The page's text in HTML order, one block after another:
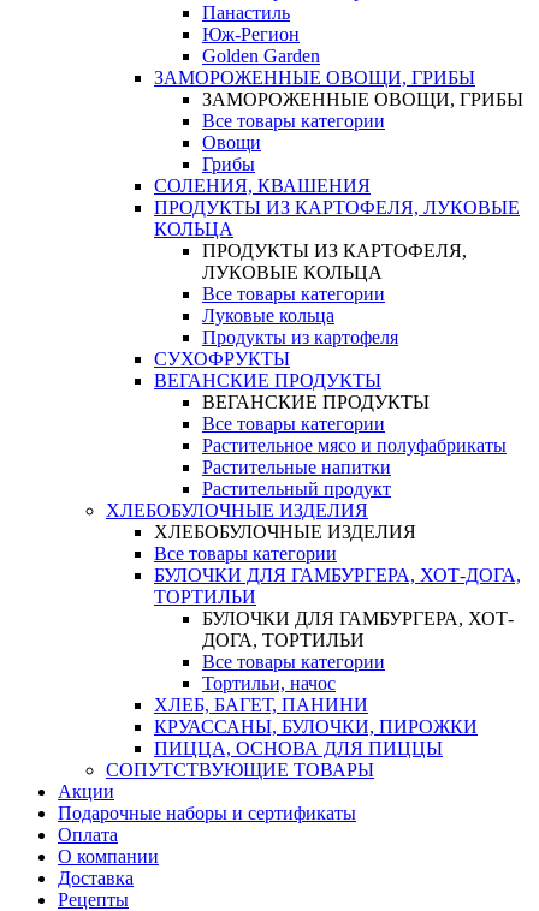
Панастиль
Юж-Регион
Golden Garden
ЗАМОРОЖЕННЫЕ ОВОЩИ, ГРИБЫ
ЗАМОРОЖЕННЫЕ ОВОЩИ, ГРИБЫ
Все товары категории
Овощи
Грибы
СОЛЕНИЯ, КВАШЕНИЯ
ПРОДУКТЫ ИЗ КАРТОФЕЛЯ, ЛУКОВЫЕ
КОЛЬЦА
ПРОДУКТЫ ИЗ КАРТОФЕЛЯ,
ЛУКОВЫЕ КОЛЬЦА
Все товары категории
Луковые кольца
Продукты из картофеля
СУХОФРУКТЫ
ВЕГАНСКИЕ ПРОДУКТЫ
ВЕГАНСКИЕ ПРОДУКТЫ
Все товары категории
Растительное мясо и полуфабрикаты
Растительные напитки
Растительный продукт
ХЛЕБОБУЛОЧНЫЕ ИЗДЕЛИЯ
ХЛЕБОБУЛОЧНЫЕ ИЗДЕЛИЯ
Все товары категории
БУЛОЧКИ ДЛЯ ГАМБУРГЕРА, ХОТ-ДОГА,
ТОРТИЛЬИ
БУЛОЧКИ ДЛЯ ГАМБУРГЕРА, ХОТ-
ДОГА, ТОРТИЛЬИ
Все товары категории
Тортильи, начос
ХЛЕБ, БАГЕТ, ПАНИНИ
КРУАССАНЫ, БУЛОЧКИ, ПИРОЖКИ
ПИЦЦА, ОСНОВА ДЛЯ ПИЦЦЫ
СОПУТСТВУЮЩИЕ ТОВАРЫ
Акции
Подарочные наборы и сертификаты
Оплата
О компании
Доставка
Рецепты